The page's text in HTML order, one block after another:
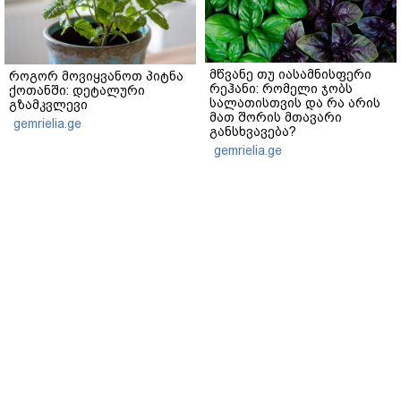
როგორ მოვიყვანოთ პიტნა
ქოთანში: დეტალური
გზამკვლევი
gemrielia.ge
მწვანე თუ იასამნისფერი
რეჰანი: რომელი ჯობს
სალათისთვის და რა არის
მათ შორის მთავარი
განსხვავება?
gemrielia.ge